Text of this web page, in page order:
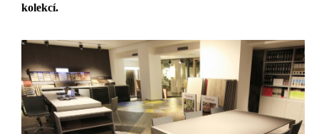
kolekcí.